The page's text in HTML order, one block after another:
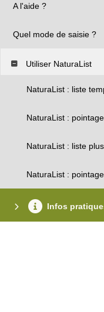
A l'aide ?
Quel mode de saisie ?
Utiliser NaturaList
NaturaList : liste
NaturaList :
NaturaList : liste
NaturaList :
Infos